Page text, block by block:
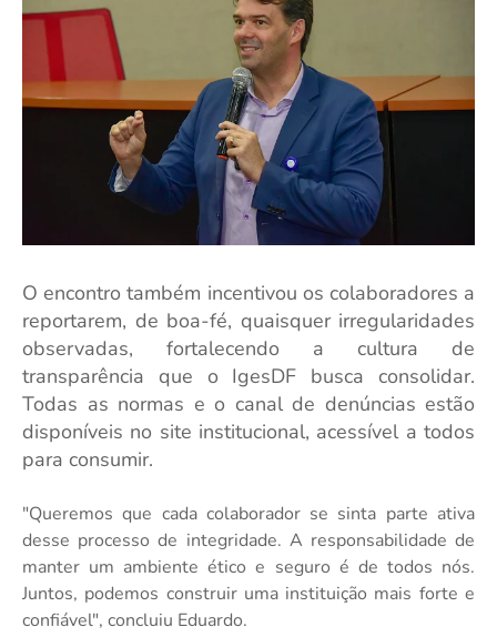
O encontro também incentivou os colaboradores a
reportarem, de boa-fé, quaisquer irregularidades
observadas, fortalecendo a cultura de
transparência que o IgesDF busca consolidar.
Todas as normas e o canal de denúncias estão
disponíveis no site institucional, acessível a todos
para consumir.
"Queremos que cada colaborador se sinta parte ativa
desse processo de integridade. A responsabilidade de
manter um ambiente ético e seguro é de todos nós.
Juntos, podemos construir uma instituição mais forte e
confiável", concluiu Eduardo.